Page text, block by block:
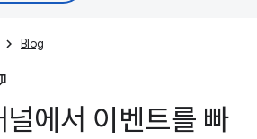
Blog
에서 이벤트를 빠